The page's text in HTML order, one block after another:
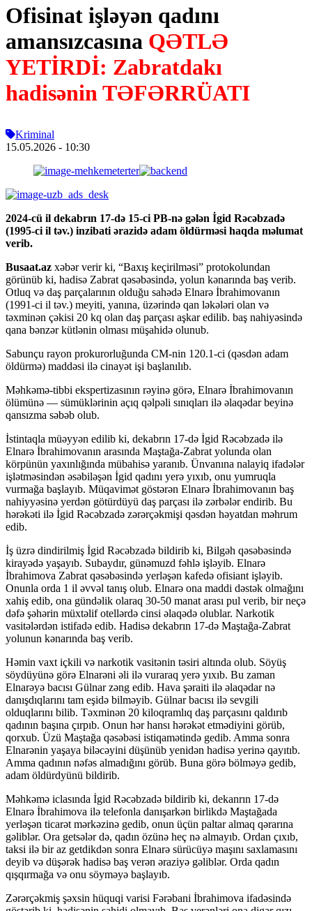
Ofisinat işləyən qadını
amansızcasına QƏTLƏ
YETİRDİ: Zabratdakı
hadisənin TƏFƏRRÜATI
Kriminal
15.05.2026 - 10:30
2024-cü il dekabrın 17-də 15-ci PB-nə gələn İgid Rəcəbzadə
(1995-ci il təv.) inzibati ərazidə adam öldürməsi haqda məlumat
verib.
Busaat.az xəbər verir ki, “Baxış keçirilməsi” protokolundan
görünüb ki, hadisə Zabrat qəsəbəsində, yolun kənarında baş verib.
Otluq və daş parçalarının olduğu sahədə Elnarə İbrahimovanın
(1991-ci il təv.) meyiti, yanına, üzərində qan ləkələri olan və
təxminən çəkisi 20 kq olan daş parçası aşkar edilib. baş nahiyəsində
qana bənzər kütlənin olması müşahidə olunub.
Sabunçu rayon prokurorluğunda CM-nin 120.1-ci (qəsdən adam
öldürmə) maddəsi ilə cinayət işi başlanılıb.
Məhkəmə-tibbi ekspertizasının rəyinə görə, Elnarə İbrahimovanın
ölümünə — sümüklərinin açıq qəlpəli sınıqları ilə əlaqədar beyinə
qansızma səbəb olub.
İstintaqla müəyyən edilib ki, dekabrın 17-də İgid Rəcəbzadə ilə
Elnarə İbrahimovanın arasında Maştağa-Zabrat yolunda olan
körpünün yaxınlığında mübahisə yaranıb. Ünvanına nalayiq ifadələr
işlətməsindən əsəbiləşən İgid qadını yerə yıxıb, onu yumruqla
vurmağa başlayıb. Müqavimət göstərən Elnarə İbrahimovanın baş
nahiyyəsinə yerdən götürdüyü daş parçası ilə zərbələr endirib. Bu
hərəkəti ilə İgid Rəcəbzadə zərərçəkmişi qəsdən həyatdan məhrum
edib.
İş üzrə dindirilmiş İgid Rəcəbzadə bildirib ki, Bilgəh qəsəbəsində
kirayədə yaşayıb. Subaydır, günəmuzd fəhlə işləyib. Elnarə
İbrahimova Zabrat qəsəbəsində yerləşən kafedə ofisiant işləyib.
Onunla orda 1 il əvvəl tanış olub. Elnarə ona maddi dəstək olmağını
xahiş edib, ona gündəlik olaraq 30-50 manat arası pul verib, bir neçə
dəfə şəhərin müxtəlif otellərdə cinsi əlaqədə olublar. Narkotik
vasitələrdən istifadə edib. Hadisə dekabrın 17-də Maştağa-Zabrat
yolunun kənarında baş verib.
Həmin vaxt içkili və narkotik vasitənin təsiri altında olub. Söyüş
söydüyünə görə Elnarəni əli ilə vuraraq yerə yıxıb. Bu zaman
Elnarəyə bacısı Gülnar zəng edib. Hava şəraiti ilə əlaqədar nə
danışdıqlarını tam eşidə bilməyib. Gülnar bacısı ilə sevgili
olduqlarını bilib. Təxminən 20 kiloqramlıq daş parçasını qaldırıb
qadının başına çırpıb. Onun hər hansı hərəkət etmədiyini görüb,
qorxub. Üzü Maştağa qəsəbəsi istiqamətində gedib. Amma sonra
Elnarənin yaşaya biləcəyini düşünüb yenidən hadisə yerinə qayıtıb.
Amma qadının nəfəs almadığını görüb. Buna görə bölməyə gedib,
adam öldürdyünü bildirib.
Məhkəmə iclasında İgid Rəcəbzadə bildirib ki, dekanrın 17-də
Elnarə İbrahimova ilə telefonla danışarkən birlikdə Maştağada
yerləşən ticarət mərkəzinə gedib, onun üçün paltar almaq qərarına
gəliblər. Ora getsələr də, qadın özünə heç nə almayıb. Ordan çıxıb,
taksi ilə bir az getdikdən sonra Elnarə sürücüyə maşını saxlamasını
deyib və düşərək hadisə baş verən əraziyə gəliblər. Orda qadın
qışqırmağa və onu söyməyə başlayıb.
Zərərçəkmiş şəxsin hüquqi varisi Fərəbani İbrahimova ifadəsində